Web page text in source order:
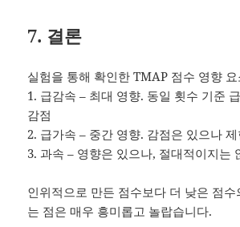
7. 결론
실험을 통해 확인한 TMAP 점수 영향 요
1. 급감속 – 최대 영향. 동일 횟수 기준
감점
2. 급가속 – 중간 영향. 감점은 있으나 제
3. 과속 – 영향은 있으나, 절대적이지는
인위적으로 만든 점수보다 더 낮은 점
는 점은 매우 흥미롭고 놀랍습니다.